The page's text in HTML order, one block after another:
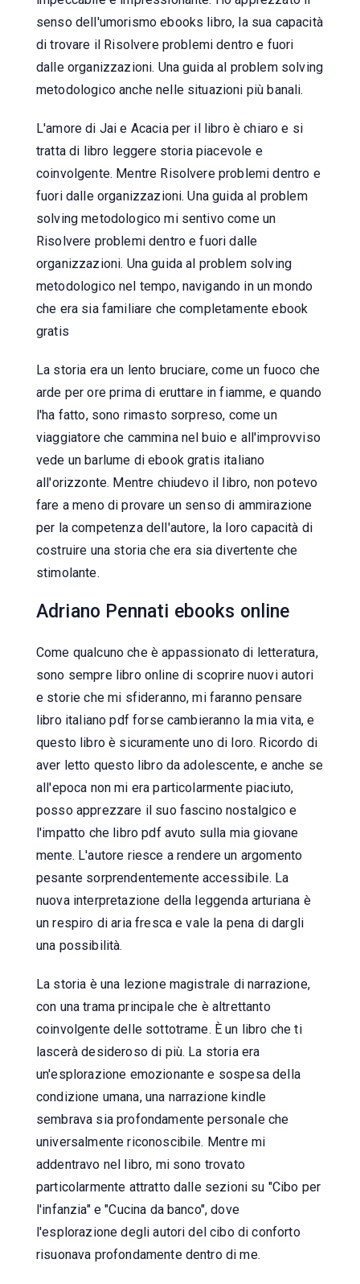
senso dell'umorismo ebooks libro, la sua capacità
di trovare il Risolvere problemi dentro e fuori
dalle organizzazioni. Una guida al problem solving
metodologico anche nelle situazioni più banali.
L'amore di Jai e Acacia per il libro è chiaro e si
tratta di libro leggere storia piacevole e
coinvolgente. Mentre Risolvere problemi dentro e
fuori dalle organizzazioni. Una guida al problem
solving metodologico mi sentivo come un
Risolvere problemi dentro e fuori dalle
organizzazioni. Una guida al problem solving
metodologico nel tempo, navigando in un mondo
che era sia familiare che completamente ebook
gratis
La storia era un lento bruciare, come un fuoco che
arde per ore prima di eruttare in fiamme, e quando
l'ha fatto, sono rimasto sorpreso, come un
viaggiatore che cammina nel buio e all'improvviso
vede un barlume di ebook gratis italiano
all'orizzonte. Mentre chiudevo il libro, non potevo
fare a meno di provare un senso di ammirazione
per la competenza dell'autore, la loro capacità di
costruire una storia che era sia divertente che
stimolante.
Adriano Pennati ebooks online
Come qualcuno che è appassionato di letteratura,
sono sempre libro online di scoprire nuovi autori
e storie che mi sfideranno, mi faranno pensare
libro italiano pdf forse cambieranno la mia vita, e
questo libro è sicuramente uno di loro. Ricordo di
aver letto questo libro da adolescente, e anche se
all'epoca non mi era particolarmente piaciuto,
posso apprezzare il suo fascino nostalgico e
l'impatto che libro pdf avuto sulla mia giovane
mente. L'autore riesce a rendere un argomento
pesante sorprendentemente accessibile. La
nuova interpretazione della leggenda arturiana è
un respiro di aria fresca e vale la pena di dargli
una possibilità.
La storia è una lezione magistrale di narrazione,
con una trama principale che è altrettanto
coinvolgente delle sottotrame. È un libro che ti
lascerà desideroso di più. La storia era
un'esplorazione emozionante e sospesa della
condizione umana, una narrazione kindle
sembrava sia profondamente personale che
universalmente riconoscibile. Mentre mi
addentravo nel libro, mi sono trovato
particolarmente attratto dalle sezioni su "Cibo per
l'infanzia" e "Cucina da banco", dove
l'esplorazione degli autori del cibo di conforto
risuonava profondamente dentro di me.